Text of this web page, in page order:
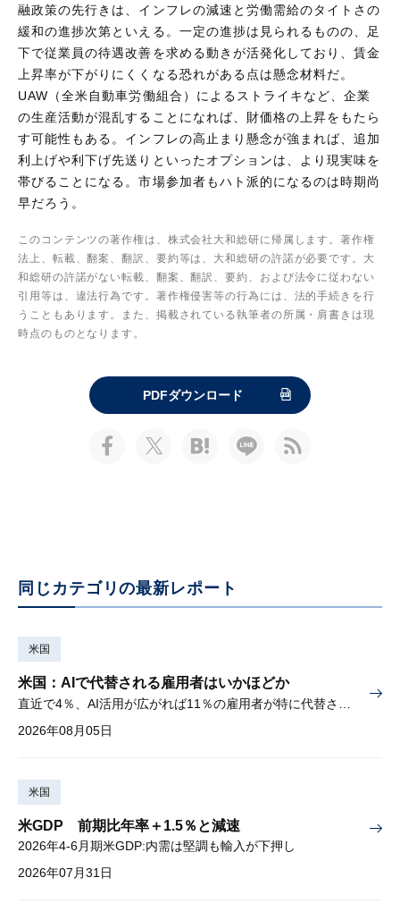
融政策の先行きは、インフレの減速と労働需給のタイトさの
緩和の進捗次第といえる。一定の進捗は見られるものの、足
下で従業員の待遇改善を求める動きが活発化しており、賃金
上昇率が下がりにくくなる恐れがある点は懸念材料だ。
UAW（全米自動車労働組合）によるストライキなど、企業
の生産活動が混乱することになれば、財価格の上昇をもたら
す可能性もある。インフレの高止まり懸念が強まれば、追加
利上げや利下げ先送りといったオプションは、より現実味を
帯びることになる。市場参加者もハト派的になるのは時期尚
早だろう。
このコンテンツの著作権は、株式会社大和総研に帰属します。著作権
法上、転載、翻案、翻訳、要約等は、大和総研の許諾が必要です。大
和総研の許諾がない転載、翻案、翻訳、要約、および法令に従わない
引用等は、違法行為です。著作権侵害等の行為には、法的手続きを行
うこともあります。また、掲載されている執筆者の所属・肩書きは現
時点のものとなります。
PDFダウンロード
同じカテゴリの最新レポート
米国
米国：AIで代替される雇用者はいかほどか
2026年08月05日
米国
米GDP 前期比年率＋1.5％と減速
2026年4-6月期米GDP:内需は堅調も輸入が下押し
2026年07月31日